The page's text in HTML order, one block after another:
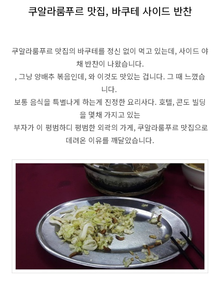
쿠알라룸푸르 맛집, 바쿠테 사이드 반찬
쿠알라룸푸르 맛집의 바쿠테를 정신 없이 먹고 있는데, 사이드 야
채 반찬이 나왔습니다.
, 그냥 양배추 볶음인데, 와 이것도 맛있는 겁니다. 그 때 느꼈습
니다.
보통 음식을 특별나게 하는게 진정한 요리사다. 호텔, 콘도 빌딩
을 몇채 가지고 있는
부자가 이 평범하디 평범한 외곽의 가게, 쿠알라룸푸르 맛집으로
데려온 이유를 깨달았습니다.